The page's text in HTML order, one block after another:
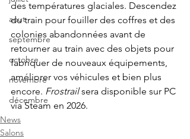
aout
septembre
octobre
novembre
décembre
des températures glaciales. Descendez
du train pour fouiller des coffres et des
colonies abandonnées avant de
retourner au train avec des objets pour
fabriquer de nouveaux équipements,
améliorer vos véhicules et bien plus
encore. Frostrail sera disponible sur PC
via Steam en 2026.
News
Salons